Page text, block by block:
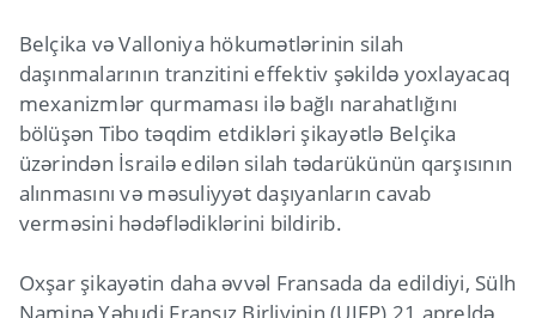
Belçika və Valloniya hökumətlərinin silah
daşınmalarının tranzitini effektiv şəkildə yoxlayacaq
mexanizmlər qurmaması ilə bağlı narahatlığını
bölüşən Tibo təqdim etdikləri şikayətlə Belçika
üzərindən İsrailə edilən silah tədarükünün qarşısının
alınmasını və məsuliyyət daşıyanların cavab
verməsini hədəflədiklərini bildirib.
Oxşar şikayətin daha əvvəl Fransada da edildiyi, Sülh